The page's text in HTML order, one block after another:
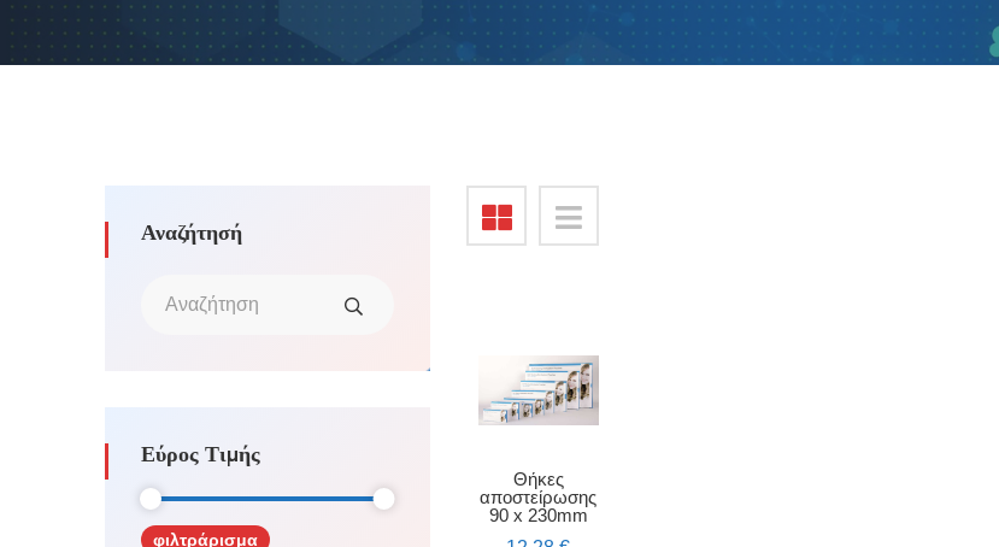
Αναζήτησή
Εύρος Τιμής
φιλτράρισμα
Θήκες
αποστείρωσης
90 x 230mm